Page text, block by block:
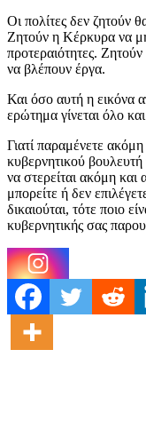
Οι πολίτες δεν ζητούν
Ζητούν η Κέρκυρα να
προτεραιότητες.
να βλέπουν έργα.
Και όσο αυτή η εικόνα
ερώτημα γίνεται όλο και
Γιατί παραμένετε
κυβερνητικού
να στερείται ακόμη
μπορείτε ή δεν
δικαιούται, τότε ποιο
κυβερνητικής σας